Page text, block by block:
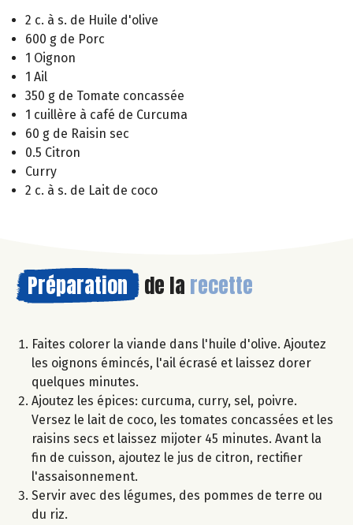
2 c. à s. de Huile d'olive
600 g de Porc
1 Oignon
1 Ail
350 g de Tomate concassée
1 cuillère à café de Curcuma
60 g de Raisin sec
0.5 Citron
Curry
2 c. à s. de Lait de coco
Préparation de la recette
Faites colorer la viande dans l'huile d'olive. Ajoutez
les oignons émincés, l'ail écrasé et laissez dorer
quelques minutes.
Ajoutez les épices: curcuma, curry, sel, poivre.
Versez le lait de coco, les tomates concassées et les
raisins secs et laissez mijoter 45 minutes. Avant la
fin de cuisson, ajoutez le jus de citron, rectifier
l'assaisonnement.
Servir avec des légumes, des pommes de terre ou
du riz.